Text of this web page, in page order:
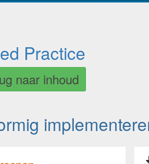
Practice
naar inhoud